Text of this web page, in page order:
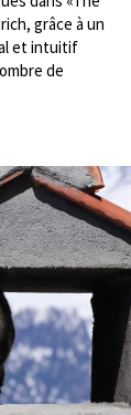
grâce à un
et intuitif
de